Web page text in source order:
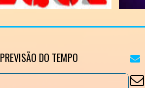
PREVISÃO DO TEMPO